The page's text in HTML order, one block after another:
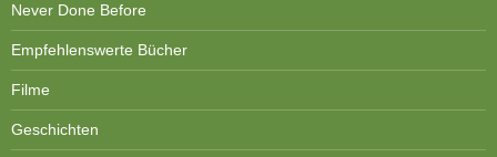
Never Done Before
Empfehlenswerte Bücher
Filme
Geschichten